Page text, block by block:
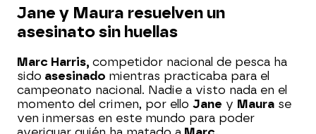
Jane y Maura resuelven un
asesinato sin huellas
Marc Harris, competidor nacional de pesca ha
sido asesinado mientras practicaba para el
campeonato nacional. Nadie a visto nada en el
momento del crimen, por ello Jane y Maura se
ven inmersas en este mundo para poder